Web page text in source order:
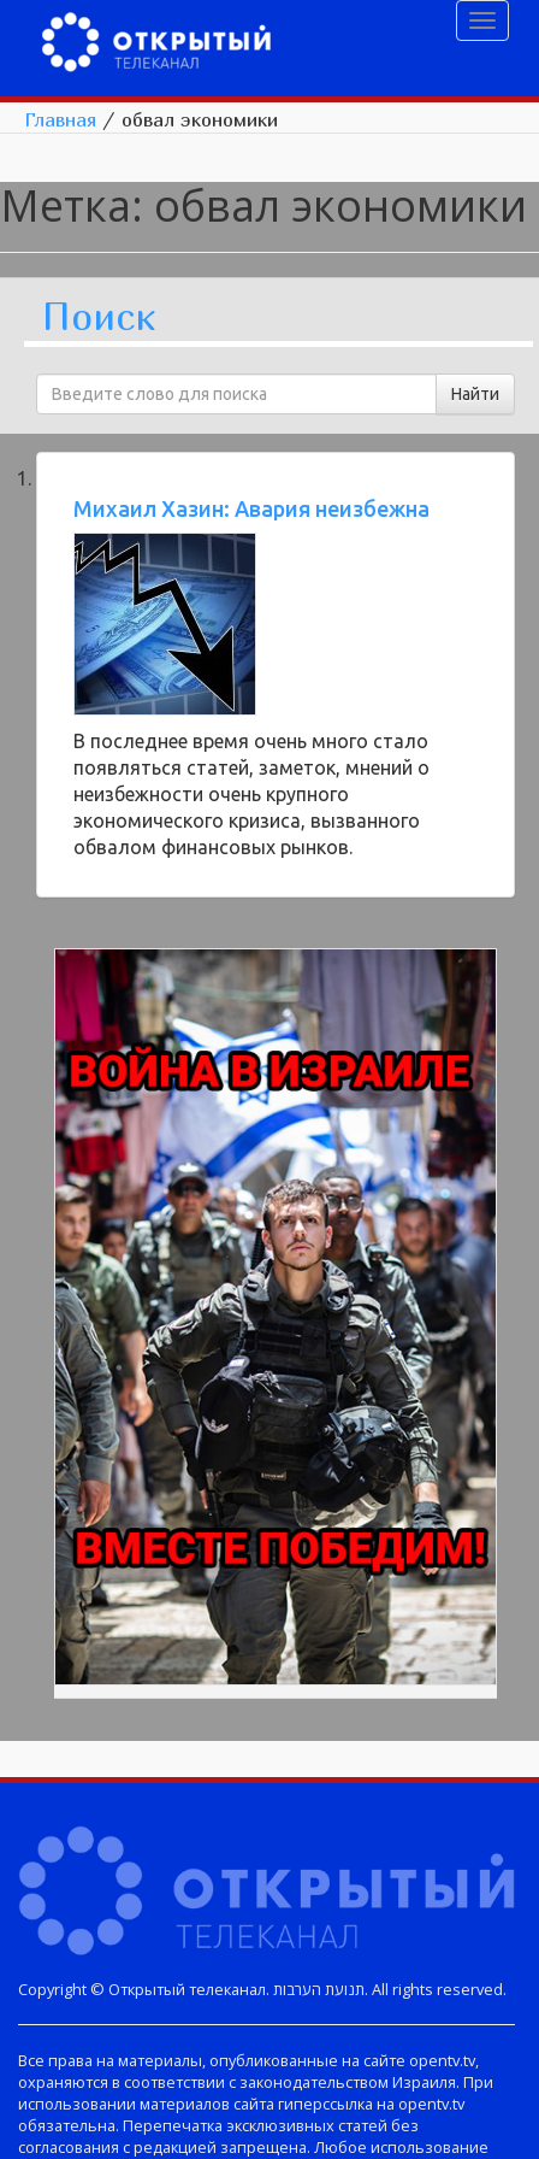
Главная / обвал экономики
Метка: обвал экономики
Поиск
Михаил Хазин: Авария неизбежна
В последнее время очень много стало
появляться статей, заметок, мнений о
неизбежности очень крупного
экономического кризиса, вызванного
обвалом финансовых рынков.
Copyright © Открытый телеканал. תנועת הערבות. All rights reserved.
Все права на материалы, опубликованные на сайте opentv.tv,
охраняются в соответствии с законодательством Израиля. При
использовании материалов сайта гиперссылка на opentv.tv
обязательна. Перепечатка эксклюзивных статей без
согласования с редакцией запрещена. Любое использование